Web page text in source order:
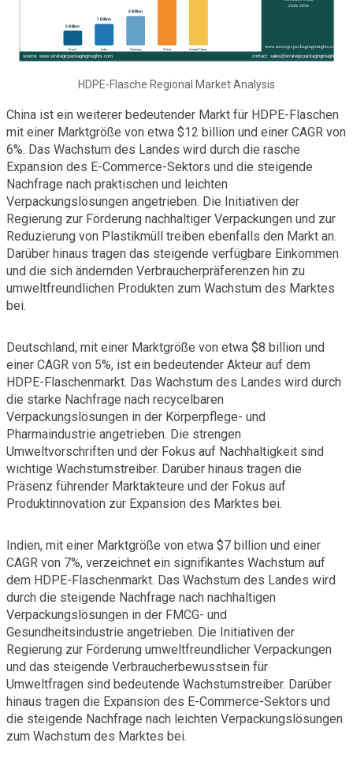
HDPE-Flasche Regional Market Analysis
China ist ein weiterer bedeutender Markt für HDPE-Flaschen
mit einer Marktgröße von etwa $12 billion und einer CAGR von
6%. Das Wachstum des Landes wird durch die rasche
Expansion des E-Commerce-Sektors und die steigende
Nachfrage nach praktischen und leichten
Verpackungslösungen angetrieben. Die Initiativen der
Regierung zur Förderung nachhaltiger Verpackungen und zur
Reduzierung von Plastikmüll treiben ebenfalls den Markt an.
Darüber hinaus tragen das steigende verfügbare Einkommen
und die sich ändernden Verbraucherpräferenzen hin zu
umweltfreundlichen Produkten zum Wachstum des Marktes
bei.
Deutschland, mit einer Marktgröße von etwa $8 billion und
einer CAGR von 5%, ist ein bedeutender Akteur auf dem
HDPE-Flaschenmarkt. Das Wachstum des Landes wird durch
die starke Nachfrage nach recycelbaren
Verpackungslösungen in der Körperpflege- und
Pharmaindustrie angetrieben. Die strengen
Umweltvorschriften und der Fokus auf Nachhaltigkeit sind
wichtige Wachstumstreiber. Darüber hinaus tragen die
Präsenz führender Marktakteure und der Fokus auf
Produktinnovation zur Expansion des Marktes bei.
Indien, mit einer Marktgröße von etwa $7 billion und einer
CAGR von 7%, verzeichnet ein signifikantes Wachstum auf
dem HDPE-Flaschenmarkt. Das Wachstum des Landes wird
durch die steigende Nachfrage nach nachhaltigen
Verpackungslösungen in der FMCG- und
Gesundheitsindustrie angetrieben. Die Initiativen der
Regierung zur Förderung umweltfreundlicher Verpackungen
und das steigende Verbraucherbewusstsein für
Umweltfragen sind bedeutende Wachstumstreiber. Darüber
hinaus tragen die Expansion des E-Commerce-Sektors und
die steigende Nachfrage nach leichten Verpackungslösungen
zum Wachstum des Marktes bei.